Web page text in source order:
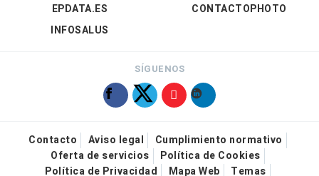
EPDATA.ES
INFOSALUS
CONTACTOPHOTO
SÍGUENOS
Contacto Aviso legal
Cumplimiento normativo
Oferta de servicios
Política de Cookies
Política de Privacidad
Mapa Web Temas